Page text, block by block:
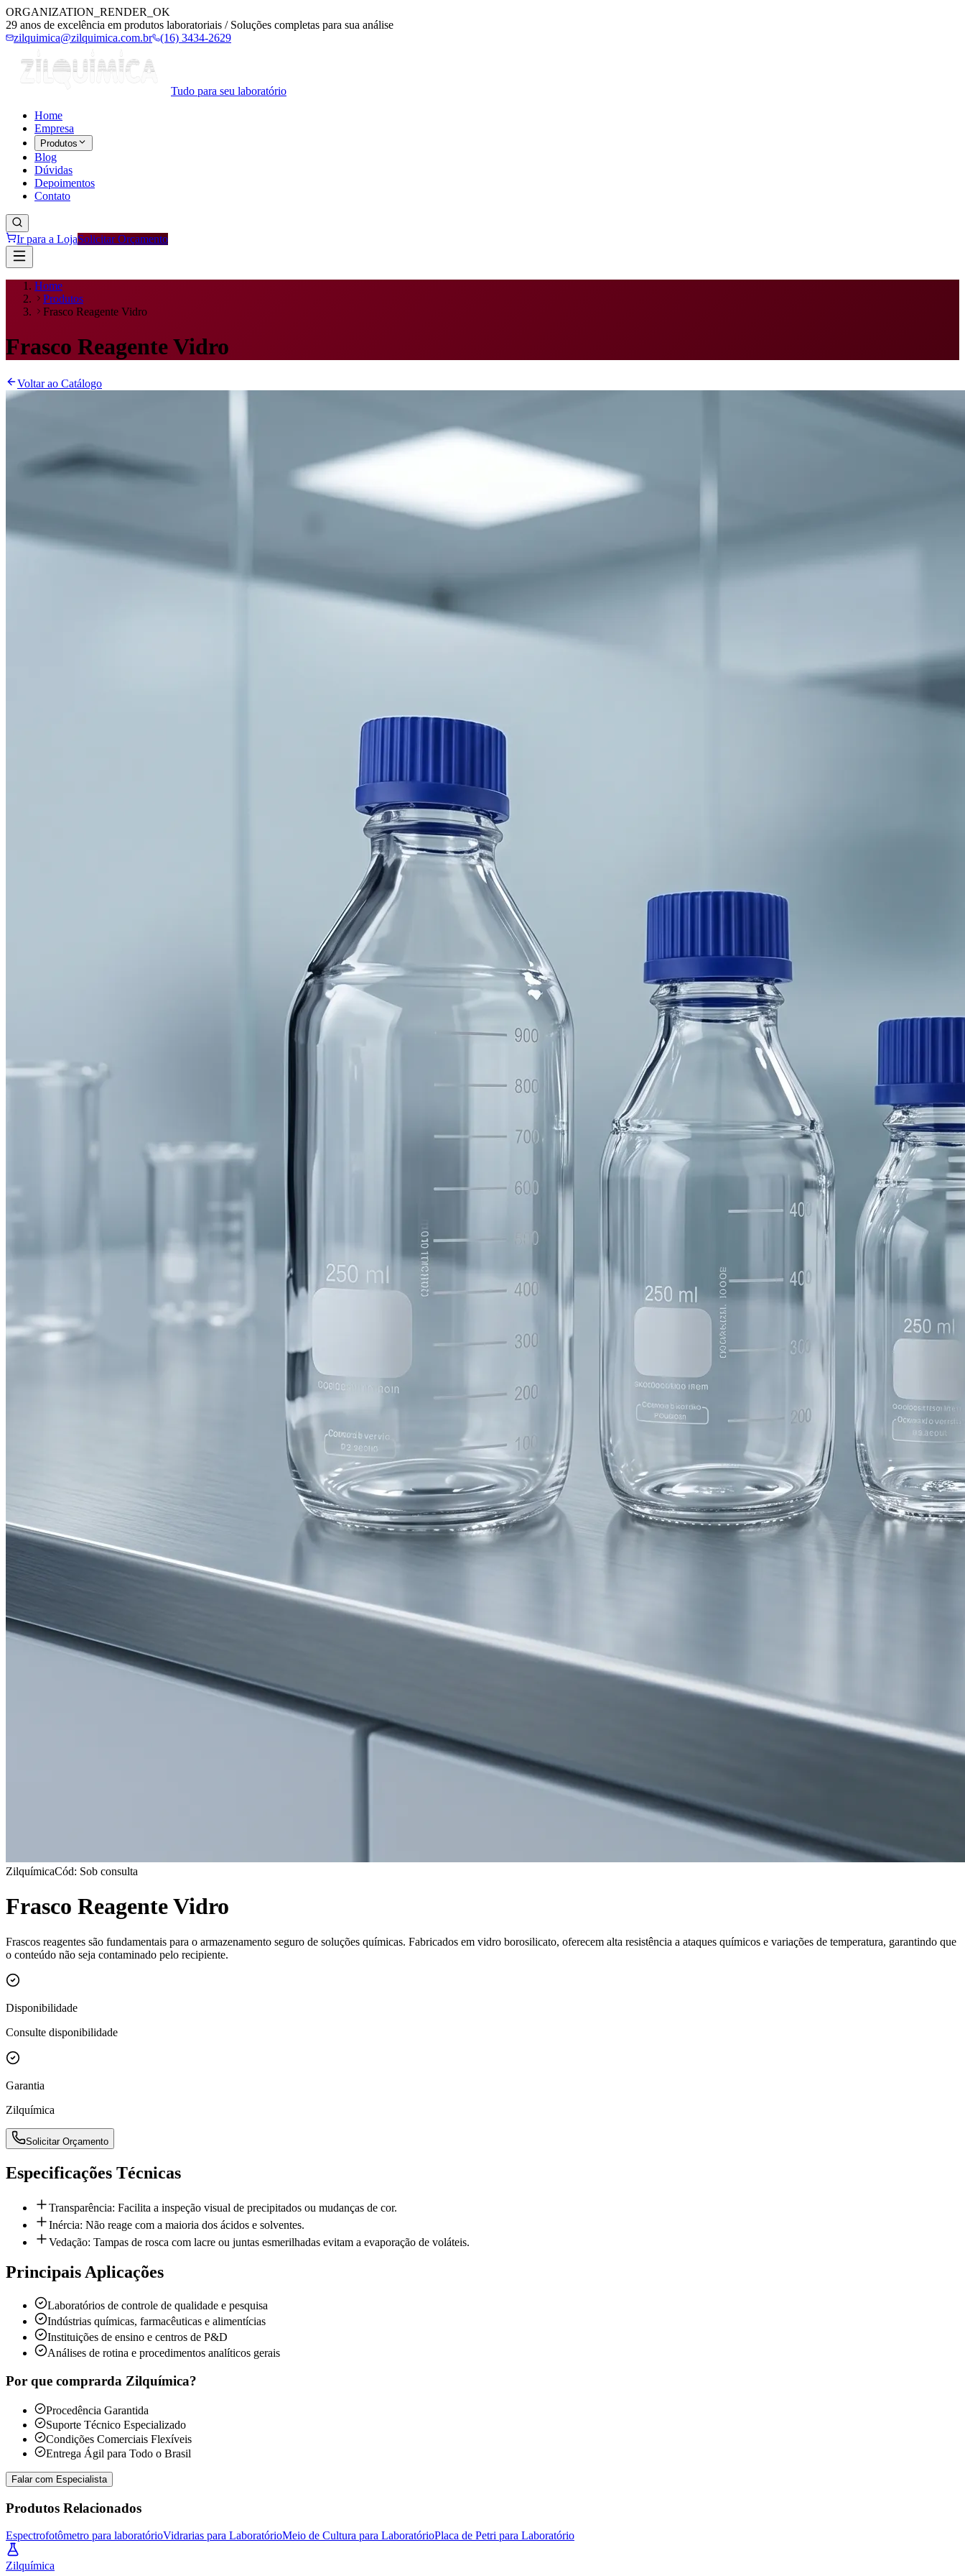
ORGANIZATION_RENDER_OK
29 anos de excelência em produtos laboratoriais / Soluções completas para sua análise
zilquimica@zilquimica.com.br
(16) 3434-2629
Tudo para seu laboratório
Home
Empresa
Produtos
Blog
Dúvidas
Depoimentos
Contato
Ir para a LojaSolicitar Orçamento
Home
Produtos
Frasco Reagente Vidro
Frasco Reagente Vidro
Voltar ao Catálogo
ZilquímicaCód: Sob consulta
Frasco Reagente Vidro
Frascos reagentes são fundamentais para o armazenamento seguro de soluções químicas. Fabricados em vidro borosilicato, oferecem alta resistência a ataques químicos e variações de temperatura, garantindo que
o conteúdo não seja contaminado pelo recipiente.
Disponibilidade
Consulte disponibilidade
Garantia
Zilquímica
Solicitar Orçamento
Especificações Técnicas
Transparência: Facilita a inspeção visual de precipitados ou mudanças de cor.
Inércia: Não reage com a maioria dos ácidos e solventes.
Vedação: Tampas de rosca com lacre ou juntas esmerilhadas evitam a evaporação de voláteis.
Principais Aplicações
Laboratórios de controle de qualidade e pesquisa
Indústrias químicas, farmacêuticas e alimentícias
Instituições de ensino e centros de P&D
Análises de rotina e procedimentos analíticos gerais
Por que comprarda Zilquímica?
Procedência Garantida
Suporte Técnico Especializado
Condições Comerciais Flexíveis
Entrega Ágil para Todo o Brasil
Falar com Especialista
Produtos Relacionados
Espectrofotômetro para laboratórioVidrarias para LaboratórioMeio de Cultura para LaboratórioPlaca de Petri para Laboratório
Zilquímica